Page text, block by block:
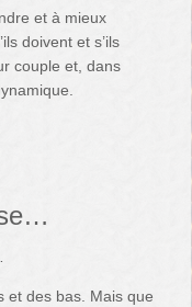
et à mieux
doivent et s’ils
couple et, dans
et des bas. Mais que